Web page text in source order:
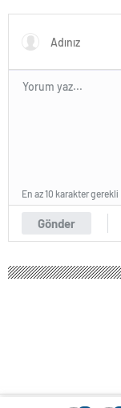
Gönder
En az 10 karakter gerekli